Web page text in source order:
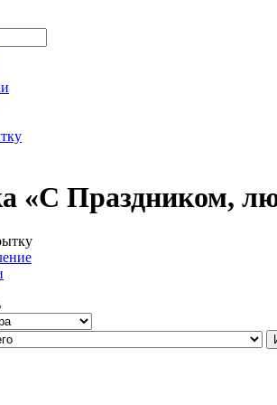
«С Праздником,